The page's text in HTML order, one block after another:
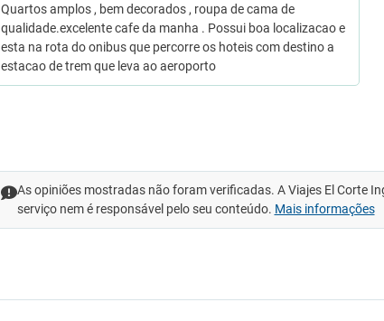
Quartos amplos , bem decorados , roupa de cama de
qualidade.excelente cafe da manha . Possui boa localizacao e
esta na rota do onibus que percorre os hoteis com destino a
estacao de trem que leva ao aeroporto
As opiniões mostradas não foram verificadas. A Viajes El Corte
serviço nem é responsável pelo seu conteúdo. Mais informações